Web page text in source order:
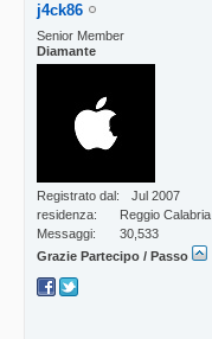
j4ck86
Senior Member
Diamante
Registrato dal
Jul 2007
residenza
Reggio Calabria
Messaggi
30,533
Grazie Partecipo / Passo